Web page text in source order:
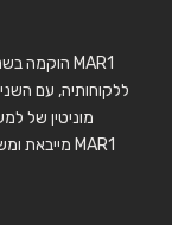
ללקוחותיה, עם
מוניטין של למעלה מ-50 שנה ו-3
MAR1 מייבאת ומשווקת כלי מטבח מקצועיים לעסקי מזון ולפרטיים.